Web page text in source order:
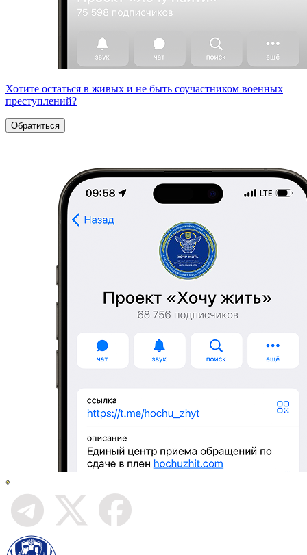
Хотите остаться в живых и не быть соучастником военных
преступлений?
Обратиться